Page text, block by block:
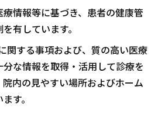
情報等に基づき、患者の健康管
有しています。
関する事項および、質の高い医療
な情報を取得・活用して診療を
内の見やすい場所およびホーム
す。